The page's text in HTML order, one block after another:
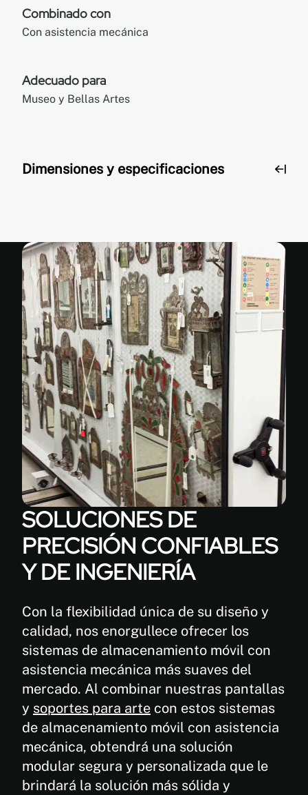
Combinado con
Con asistencia mecánica
Adecuado para
Museo y Bellas Artes
Dimensiones y especificaciones
Dimensiones
y
especificaciones
Sistema
móvil de
asistencia
mecánica
SOLUCIONES DE
PRECISIÓN CONFIABLES
Y DE INGENIERÍA
Con la flexibilidad única de su diseño y
calidad, nos enorgullece ofrecer los
sistemas de almacenamiento móvil con
asistencia mecánica más suaves del
mercado. Al combinar nuestras pantallas
y soportes para arte con estos sistemas
de almacenamiento móvil con asistencia
mecánica, obtendrá una solución
modular segura y personalizada que le
brindará la solución más sólida y